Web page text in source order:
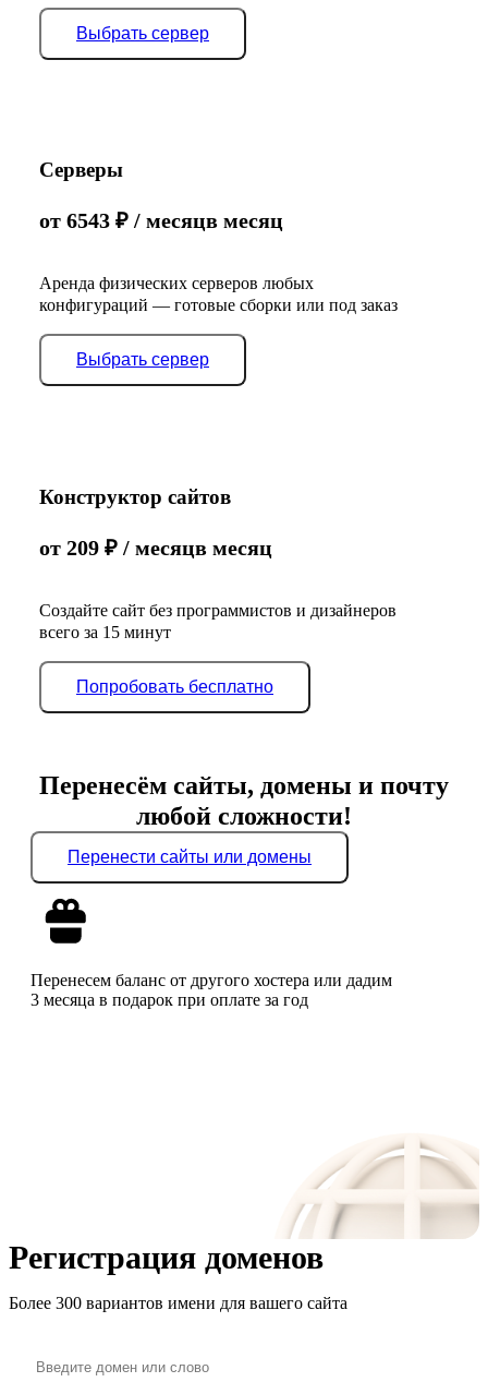
Выбрать сервер
Серверы
Аренда физических серверов любых
конфигураций — готовые сборки или под заказ
от 6543 ₽ / месяцв месяц
Выбрать сервер
Конструктор сайтов
Создайте сайт без программистов и дизайнеров
всего за 15 минут
от 209 ₽ / месяцв месяц
Попробовать бесплатно
Перенесём сайты, домены и почту
любой сложности!
Перенести сайты или домены
Перенесем баланс от другого хостера или дадим
3 месяца в подарок при оплате за год
Регистрация доменов
Более 300 вариантов имени для вашего сайта